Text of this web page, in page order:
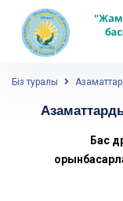
Біз туралы
Бас